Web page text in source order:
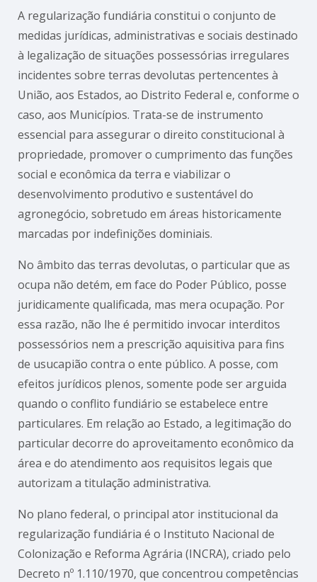
A regularização fundiária constitui o conjunto de
medidas jurídicas, administrativas e sociais destinado
à legalização de situações possessórias irregulares
incidentes sobre terras devolutas pertencentes à
União, aos Estados, ao Distrito Federal e, conforme o
caso, aos Municípios. Trata-se de instrumento
essencial para assegurar o direito constitucional à
propriedade, promover o cumprimento das funções
social e econômica da terra e viabilizar o
desenvolvimento produtivo e sustentável do
agronegócio, sobretudo em áreas historicamente
marcadas por indefinições dominiais.
No âmbito das terras devolutas, o particular que as
ocupa não detém, em face do Poder Público, posse
juridicamente qualificada, mas mera ocupação. Por
essa razão, não lhe é permitido invocar interditos
possessórios nem a prescrição aquisitiva para fins
de usucapião contra o ente público. A posse, com
efeitos jurídicos plenos, somente pode ser arguida
quando o conflito fundiário se estabelece entre
particulares. Em relação ao Estado, a legitimação do
particular decorre do aproveitamento econômico da
área e do atendimento aos requisitos legais que
autorizam a titulação administrativa.
No plano federal, o principal ator institucional da
regularização fundiária é o Instituto Nacional de
Colonização e Reforma Agrária (INCRA), criado pelo
Decreto nº 1.110/1970, que concentrou competências